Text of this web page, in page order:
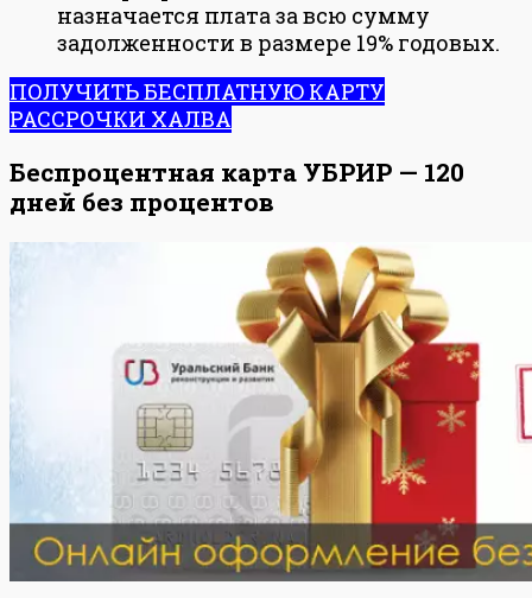
назначается плата за всю сумму
задолженности в размере 19% годовых.
ПОЛУЧИТЬ БЕСПЛАТНУЮ КАРТУ
РАССРОЧКИ ХАЛВА
Беспроцентная карта УБРИР — 120
дней без процентов